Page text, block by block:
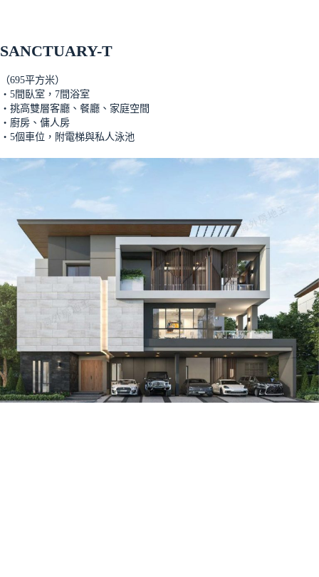
SANCTUARY-T
（695平方米）
‧5間臥室，7間浴室
‧挑高雙層客廳、餐廳、家庭空間
‧廚房、傭人房
‧5個車位，附電梯與私人泳池